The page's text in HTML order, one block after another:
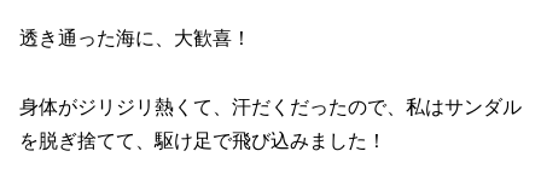
透き通った海に、大歓喜！
身体がジリジリ熱くて、汗だくだったので、私はサンダル
を脱ぎ捨てて、駆け足で飛び込みました！